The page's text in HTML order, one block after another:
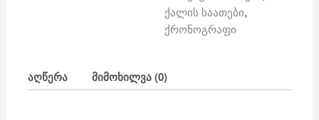
ქალის საათები,
ქრონოგრაფი
აღწერა მიმოხილვა (0)